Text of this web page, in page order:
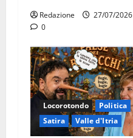
Redazione
27/07/2026
0
Locorotondo
Politica
Satira
Valle d'Itria